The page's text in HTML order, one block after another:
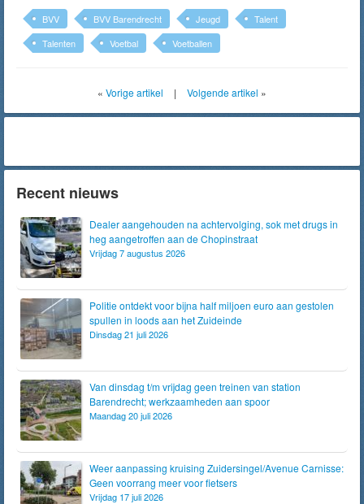
BVV BVV Barendrecht Jeugd
Talent
Talenten
Voetbal Voetballen
« Vorige artikel | Volgende artikel »
Recent nieuws
Dealer aangehouden na achtervolging, sok met drugs in
heg aangetroffen aan de Chopinstraat
Vrijdag 7 augustus 2026
Politie ontdekt voor bijna half miljoen euro aan gestolen
spullen in loods aan het Zuideinde
Dinsdag 21 juli 2026
Van dinsdag t/m vrijdag geen treinen van station
Barendrecht; werkzaamheden aan spoor
Maandag 20 juli 2026
Weer aanpassing kruising Zuidersingel/Avenue Carnisse:
Geen voorrang meer voor fietsers
Vrijdag 17 juli 2026